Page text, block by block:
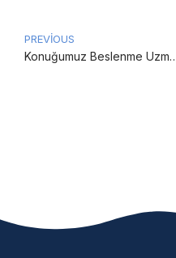
PREVIOUS
Konuğumuz